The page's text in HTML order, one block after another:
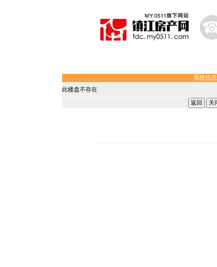
系统信息
此楼盘不存在